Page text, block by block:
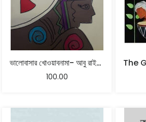
ভালোবাসার খোওয়াবনামা- আবু রাইহান
100.00